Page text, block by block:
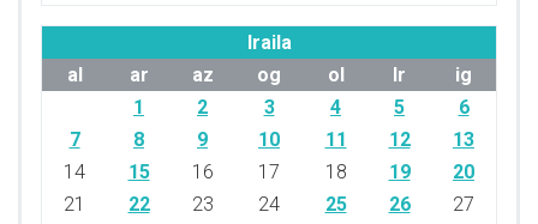
Iraila
al
ar az og ol lr
ig
1
2 3 4 5
6
7
8 9 10 11 12
13
14
15 16 17 18 19
20
21
22 23 24 25 26
27